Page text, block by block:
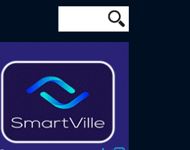
Φόρμα
Αναζήτηση